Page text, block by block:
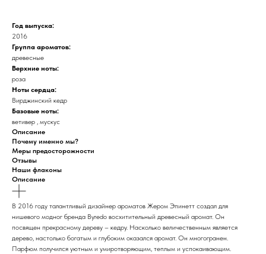
Год выпуска:
2016
Группа ароматов:
древесные
Верхние ноты:
роза
Ноты сердца:
Вирджинский кедр
Базовые ноты:
ветивер , мускус
Описание
Почему именно мы?
Меры предосторожности
Отзывы
Наши флаконы
Описание
В 2016 году талантливый дизайнер ароматов Жером Эпинетт создал для
нишевого модног бренда Byredo восхитительный древесный аромат. Он
посвящен прекрасному дереву – кедру. Насколько величественным является
дерево, настолько богатым и глубоким оказался аромат. Он многогранен.
Парфюм получился уютным и умиротворяющим, теплым и успокаивающим.